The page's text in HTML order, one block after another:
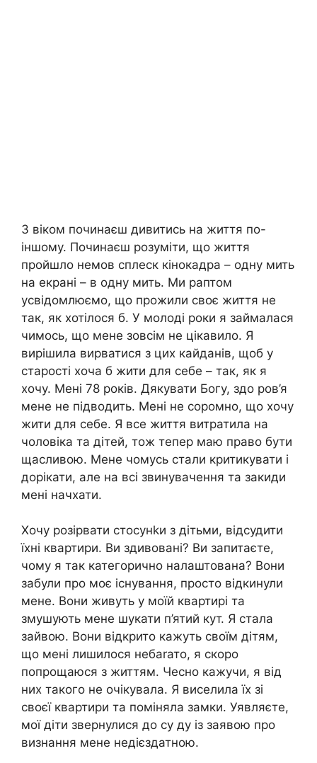
З віком починаєш дивитись на життя по-
іншому. Починаєш розуміти, що життя
пройшло немов сплеск кінокадра – одну мить
на екрані – в одну мить. Ми раптом
усвідомлюємо, що прожили своє життя не
так, як хотілося б. У молоді роки я займалася
чимось, що мене зовсім не цікавило. Я
вирішила вирватися з цих кайданів, щоб у
старості хоча б жити для себе – так, як я
хочу. Мені 78 років. Дякувати Богу, здо ров’я
мене не підводить. Мені не соромно, що хочу
жити для себе. Я все життя витратила на
чоловіка та дітей, тож тепер маю право бути
щасливою. Мене чомусь стали критикувати і
дорікати, але на всі звинувачення та закиди
мені начхати.
Хочу розірвати стосунkи з дітьми, відсудити
їхні квартири. Ви здивовані? Ви запитаєте,
чому я так категорично налаштована? Вони
забули про моє існування, просто відкинули
мене. Вони живуть у моїй квартирі та
змушують мене шукати п’ятий кут. Я стала
зайвою. Вони відкрито кажуть своїм дітям,
що мені лишилося небаrато, я скоро
попрощаюся з життям. Чесно кажучи, я від
них такого не очікувала. Я виселила їх зі
своєї квартири та поміняла замки. Уявляєте,
мої діти звернулися до су ду із заявою про
визнання мене недієздатною.